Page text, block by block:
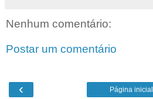
Nenhum comentário:
Postar um comentário
‹ Página inicial